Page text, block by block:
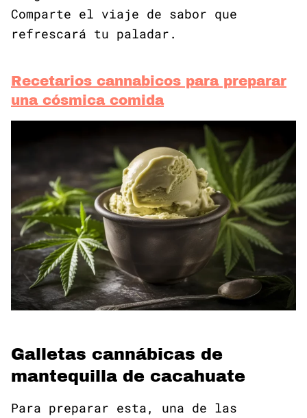
Comparte el viaje de sabor que
refrescará tu paladar.
Recetarios cannabicos para preparar
una cósmica comida
Galletas cannábicas de
mantequilla de cacahuate
Para preparar esta, una de las